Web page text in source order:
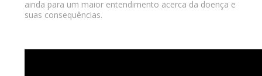
ainda para um maior entendimento acerca da doença e
suas consequências.